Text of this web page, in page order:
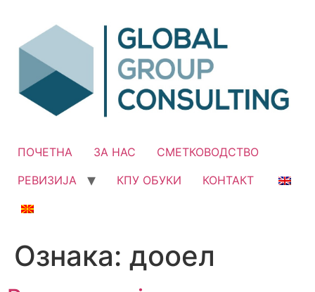
content
ПОЧЕТНА ЗА НАС
СМЕТКОВОДСТВО
РЕВИЗИЈА
КПУ ОБУКИ КОНТАКТ
Ознака: дооел